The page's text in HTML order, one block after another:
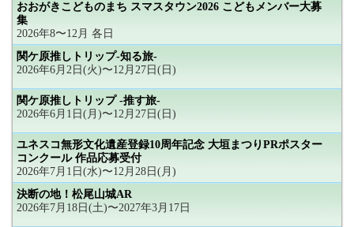
おおがきこどものまち スマスタウン2026 こどもメンバー大募
集
2026年8〜12月 各日
関ケ原推しトリップ-知る旅-
2026年6月2日(火)〜12月27日(日)
関ケ原推しトリップ -推す旅-
2026年6月1日(月)〜12月27日(日)
ユネスコ無形文化遺産登録10周年記念 大垣まつりPRポスター
コンクール 作品応募受付
2026年7月1日(水)〜12月28日(月)
決断の地！松尾山城AR
2026年7月18日(土)〜2027年3月17日